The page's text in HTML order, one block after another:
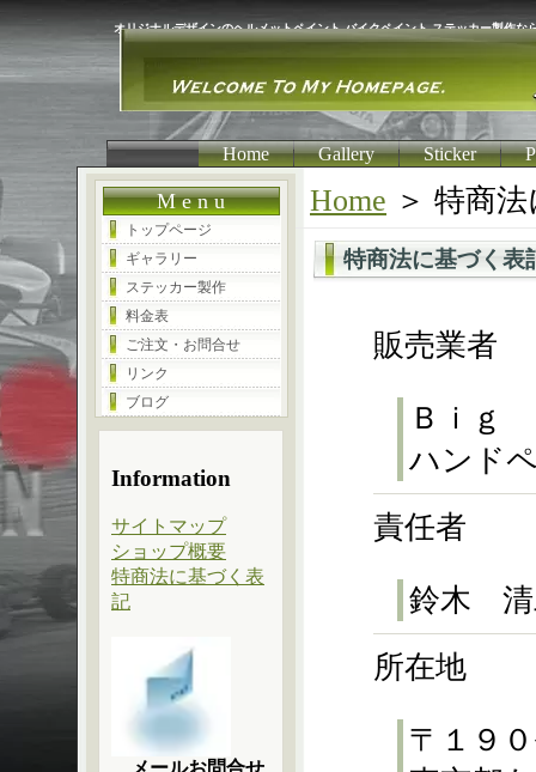
オリジナルデザインのヘルメットペイント,バイクペイント,ステッカー製作な
Home Gallery Sticker
Home ＞ 特商
特商法に基づく表
販売業者
Ｂｉｇ
ハンド
責任者
鈴木
所在地
〒１９
M e n u
トップページ
ギャラリー
ステッカー製作
料金表
ご注文・お問合せ
リンク
ブログ
Information
サイトマップ
ショップ概要
特商法に基づく表
記
メールお問合せ